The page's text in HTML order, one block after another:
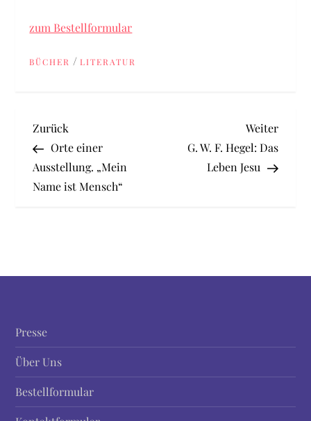
zum Bestellformular
BÜCHER /LITERATUR
B
e
i
g
s
n
Vorheriger
Beitrag
Zurück
Orte einer
Ausstellung. „Mein
Name ist Mensch“
Weiter
G. W. F. Hegel: Das
Leben Jesu
Presse
Über Uns
Bestellformular